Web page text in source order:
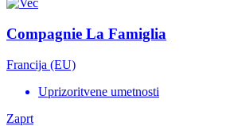
Compagnie La Famiglia
Francija (EU)
Uprizoritvene umetnosti
Zaprt